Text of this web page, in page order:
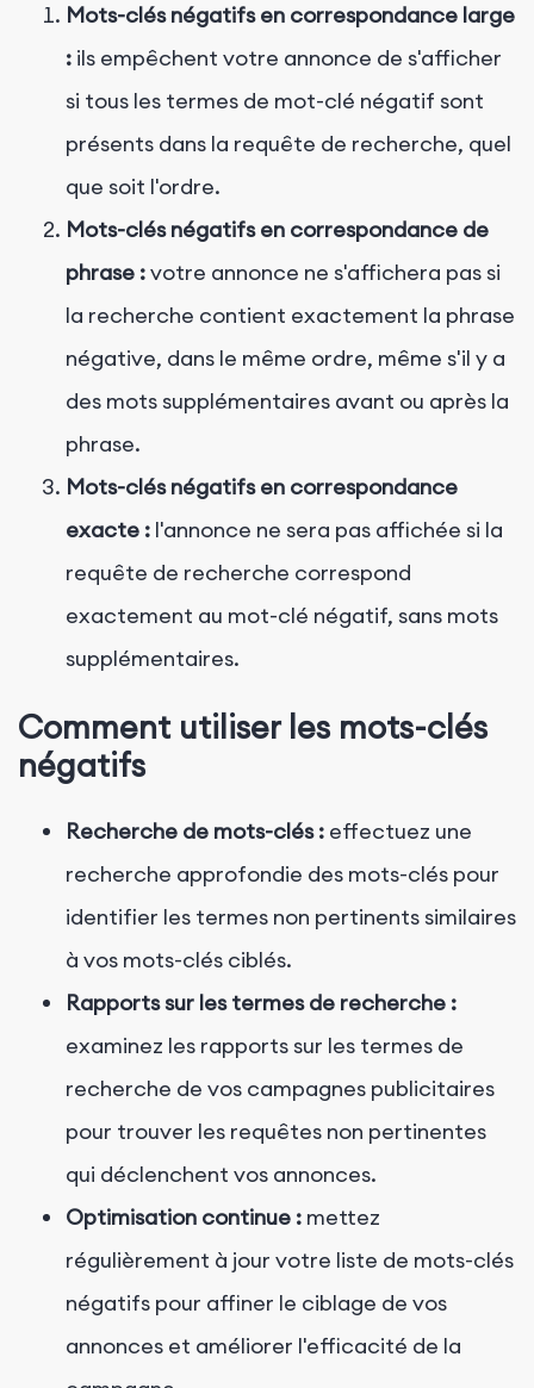
Mots-clés négatifs en correspondance large
: ils empêchent votre annonce de s'afficher
si tous les termes de mot-clé négatif sont
présents dans la requête de recherche, quel
que soit l'ordre.
Mots-clés négatifs en correspondance de
phrase :votre annonce ne s'affichera pas si
la recherche contient exactement la phrase
négative, dans le même ordre, même s'il y a
des mots supplémentaires avant ou après la
phrase.
Mots-clés négatifs en correspondance
exacte : l'annonce ne sera pas affichée si la
requête de recherche correspond
exactement au mot-clé négatif, sans mots
supplémentaires.
Comment utiliser les mots-clés
négatifs
Recherche de mots-clés : effectuez une
recherche approfondie des mots-clés pour
identifier les termes non pertinents similaires
à vos mots-clés ciblés.
Rapports sur les termes de recherche :
examinez les rapports sur les termes de
recherche de vos campagnes publicitaires
pour trouver les requêtes non pertinentes
qui déclenchent vos annonces.
Optimisation continue : mettez
régulièrement à jour votre liste de mots-clés
négatifs pour affiner le ciblage de vos
annonces et améliorer l'efficacité de la